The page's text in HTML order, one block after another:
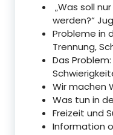
„Was soll
werden?“
Probleme in
Trennung,
Das Problem:
Wir machen
Was tun in
Freizeit und
Information